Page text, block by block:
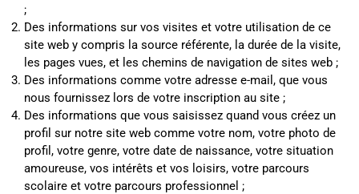
;
Des informations sur vos visites et votre utilisation de ce
site web y compris la source référente, la durée de la visite,
les pages vues, et les chemins de navigation de sites web ;
Des informations comme votre adresse e-mail, que vous
nous fournissez lors de votre inscription au site ;
Des informations que vous saisissez quand vous créez un
profil sur notre site web comme votre nom, votre photo de
profil, votre genre, votre date de naissance, votre situation
amoureuse, vos intérêts et vos loisirs, votre parcours
scolaire et votre parcours professionnel ;